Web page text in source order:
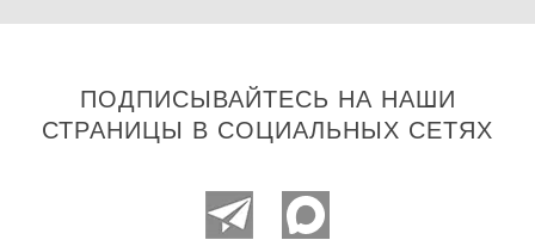
ПОДПИСЫВАЙТЕСЬ НА НАШИ
СТРАНИЦЫ В СОЦИАЛЬНЫХ СЕТЯХ